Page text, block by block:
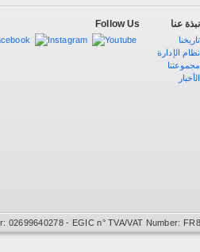
Follow Us نبذة عنا
تاريخنا
نظام الإدارة
مجموعتنا
الأخبار
02699640278 - EGIC n° TVA/VAT Number: